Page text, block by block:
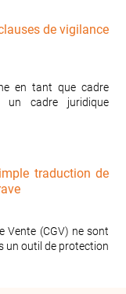
de vigilance
en tant que cadre
cadre juridique
traduction de
Vente (CGV) ne sont
un outil de protection